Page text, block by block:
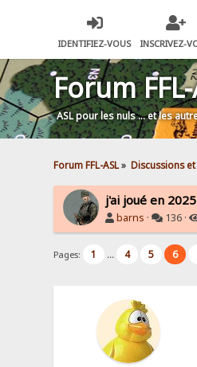
IDENTIFIEZ-VOUS INSCRIVEZ-
Forum
ASL pour les nuls … et les
Forum FFL-ASL» Discussions
j'ai joué en 2025
barns · 136 ·
Pages: 1 ... 4 5 6